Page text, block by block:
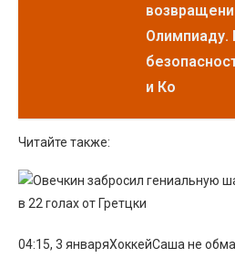
Олимпиаду.
и Ко
Читайте также:
04:15, 3 январяХоккейСаша не